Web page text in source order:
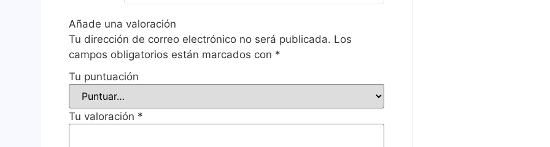
Añade una valoración
Tu dirección de correo electrónico no será publicada. Los
campos obligatorios están marcados con *
Tu puntuación
Tu valoración *